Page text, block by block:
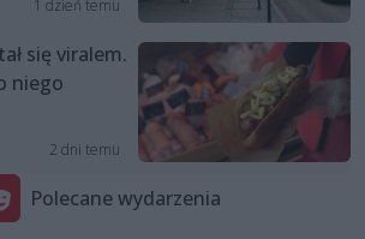
1 dzień temu
się viralem.
niego
2 dni temu
Polecane wydarzenia